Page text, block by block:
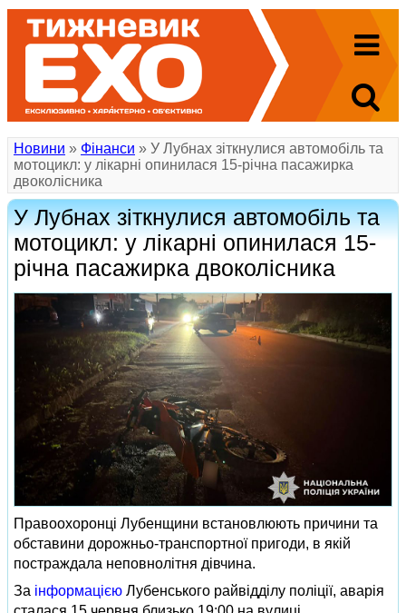
Новини » Фінанси » У Лубнах зіткнулися автомобіль та
мотоцикл: у лікарні опинилася 15-річна пасажирка
двоколісника
У Лубнах зіткнулися автомобіль та
мотоцикл: у лікарні опинилася 15-
річна пасажирка двоколісника
Правоохоронці Лубенщини встановлюють причини та
обставини дорожньо-транспортної пригоди, в якій
постраждала неповнолітня дівчина.
За інформацією Лубенського райвідділу поліції, аварія